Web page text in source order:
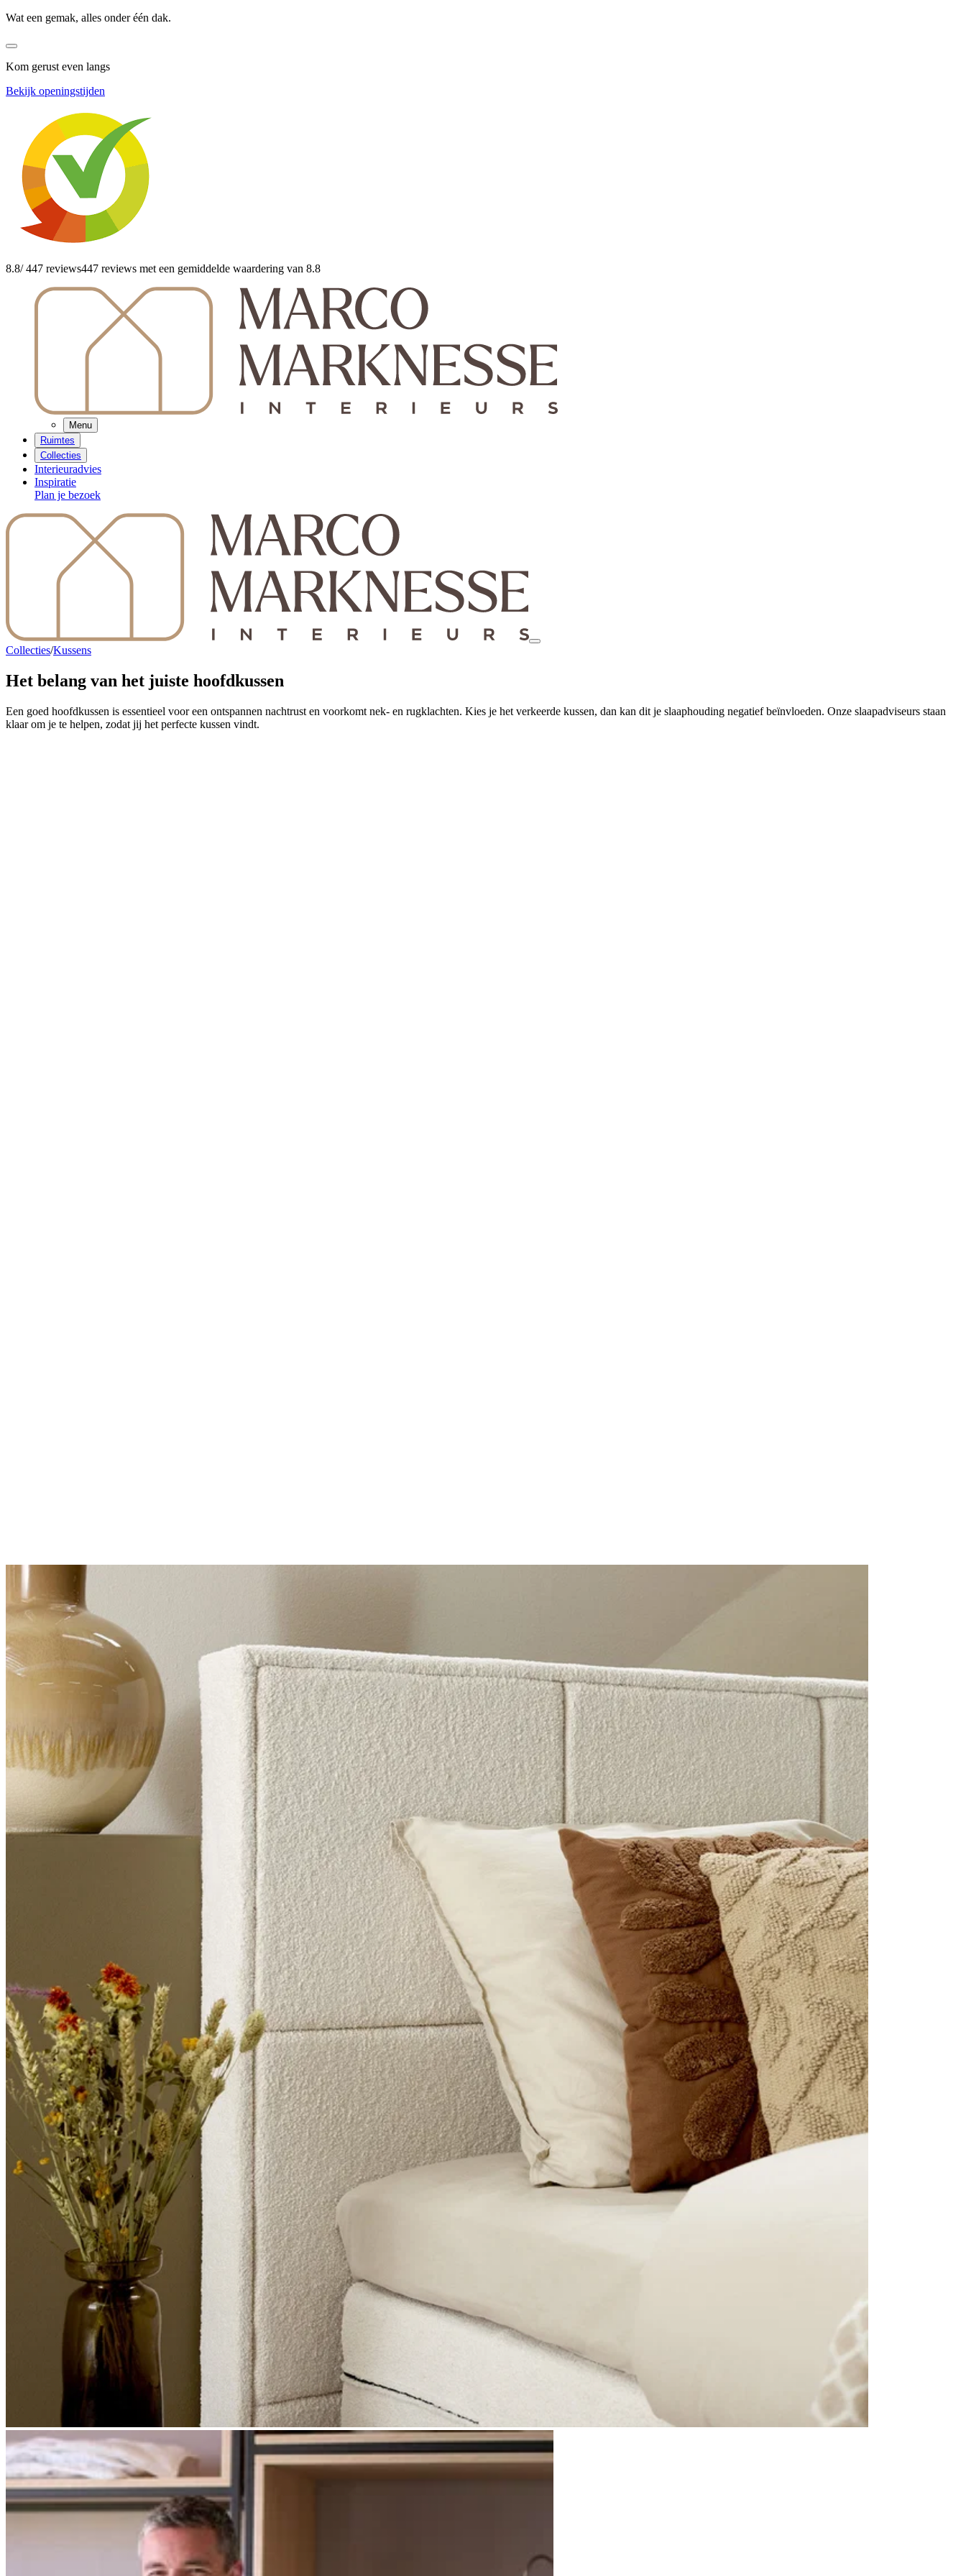
Wat een gemak, alles onder één dak.
Kom gerust even langs
Bekijk openingstijden
8.8/ 447 reviews447 reviews met een gemiddelde waardering van 8.8
Menu
Ruimtes
Collecties
Interieuradvies
Inspiratie
Plan je bezoek
Collecties/Kussens
Het belang van het juiste hoofdkussen
Een goed hoofdkussen is essentieel voor een ontspannen nachtrust en voorkomt nek- en rugklachten. Kies je het verkeerde kussen, dan kan dit je slaaphouding negatief beïnvloeden. Onze slaapadviseurs staan
klaar om je te helpen, zodat jij het perfecte kussen vindt.